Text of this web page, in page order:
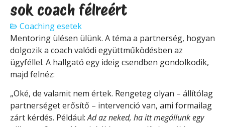
sok coach félreért
Coaching esetek
Mentoring ülésen ülünk. A téma a partnerség, hogyan
dolgozik a coach valódi együttműködésben az
ügyféllel. A hallgató egy ideig csendben gondolkodik,
majd felnéz:
„Oké, de valamit nem értek. Rengeteg olyan – állítólag
partnerséget erősítő – intervenció van, ami formailag
zárt kérdés. Például:Ad az neked, ha itt megállunk egy